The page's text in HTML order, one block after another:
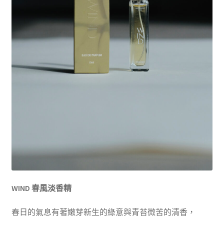
WIND 春風淡香精
春日的氣息有著嫩芽新生的綠意與青苔微苦的清香，